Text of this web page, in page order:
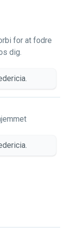
et hurtigt
for at fodre
dig.